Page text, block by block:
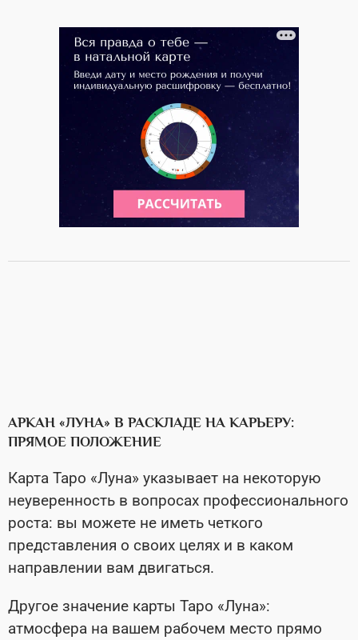
АРКАН «ЛУНА» В РАСКЛАДЕ НА КАРЬЕРУ:
ПРЯМОЕ ПОЛОЖЕНИЕ
Карта Таро «Луна» указывает на некоторую
неуверенность в вопросах профессионального
роста: вы можете не иметь четкого
представления о своих целях и в каком
направлении вам двигаться.
Другое значение карты Таро «Луна»:
атмосфера на вашем рабочем место прямо